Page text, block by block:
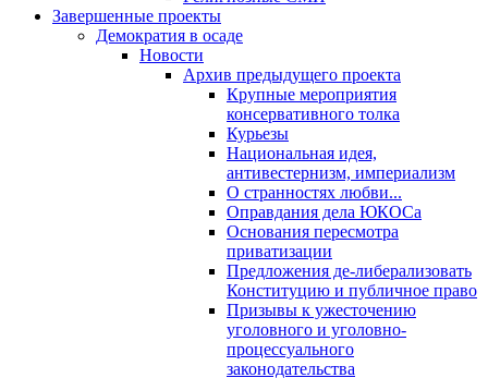
Завершенные проекты
Демократия в осаде
Новости
Архив предыдущего проекта
Крупные мероприятия
консервативного толка
Курьезы
Национальная идея,
антивестернизм, империализм
О странностях любви...
Оправдания дела ЮКОСа
Основания пересмотра
приватизации
Предложения де-либерализовать
Конституцию и публичное право
Призывы к ужесточению
уголовного и уголовно-
процессуального
законодательства